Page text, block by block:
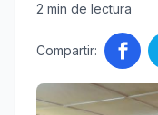
2 min de lectura
Compartir: